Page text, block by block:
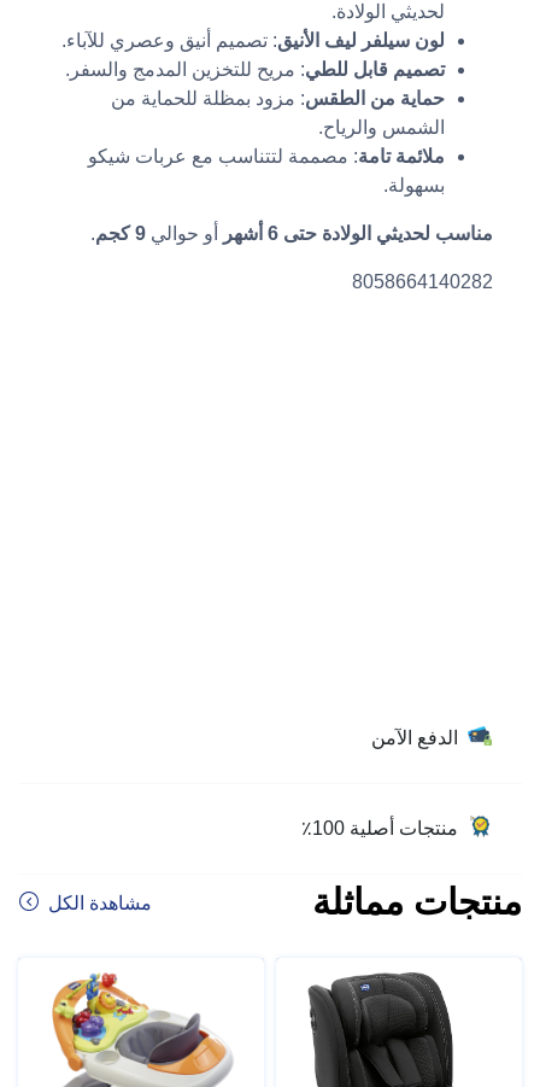
لحديثي الولادة.
لون سيلفر ليف الأنيق: تصميم أنيق وعصري للآباء.
تصميم قابل للطي: مريح للتخزين المدمج والسفر.
حماية من الطقس: مزود بمظلة للحماية من
الشمس والرياح.
ملائمة تامة: مصممة لتتناسب مع عربات شيكو
بسهولة.
مناسب لحديثي الولادة حتى 6 أشهر أو حوالي 9 كجم .
8058664140282
الدفع الآمن
منتجات أصلية 100٪
منتجات مماثلة مشاهدة الكل